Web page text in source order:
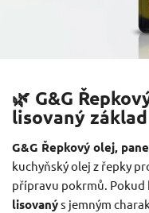
🌿 G&G
lisovaný
G&G Řepkový olej,
kuchyňský olej z řepky
přípravu pokrmů. Pokud
lisovanýs jemným